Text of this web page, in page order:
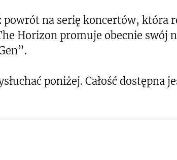
na serię koncertów, która
Horizon promuje obecnie swój
poniżej. Całość dostępna